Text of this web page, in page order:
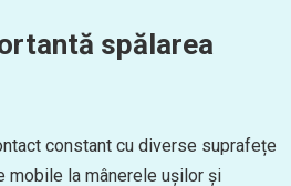
spălarea
constant cu diverse suprafețe
mobile la mânerele ușilor și